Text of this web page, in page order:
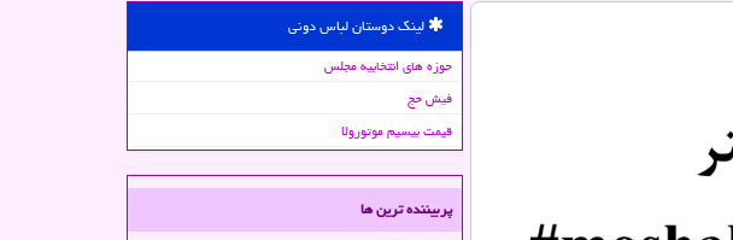
لینک دوستان لباس دونی
حوزه های انتخابیه مجلس
فیش حج
قیمت بیسیم موتورولا
پربیننده ترین ها